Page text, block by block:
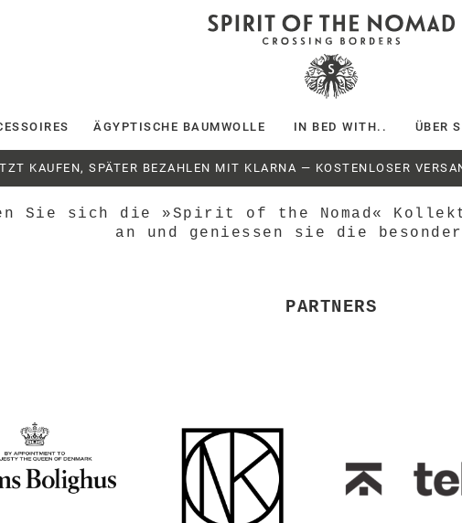
ÄGYPTISCHE BAUMWOLLE IN BED WITH.. ÜBER
KAUFEN, SPÄTER BEZAHLEN MIT KLARNA — KOSTENLOSER
Sie sich die »Spirit of the Nomad«
an und geniessen sie die
PARTNERS